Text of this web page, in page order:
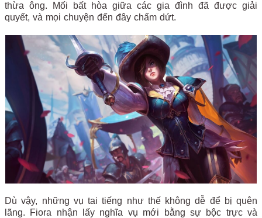
thừa ông. Mối bất hòa giữa các gia đình đã được giải
quyết, và mọi chuyện đến đây chấm dứt.
Dù vậy, những vụ tai tiếng như thế không dễ để bị quên
lãng. Fiora nhận lấy nghĩa vụ mới bằng sự bộc trực và